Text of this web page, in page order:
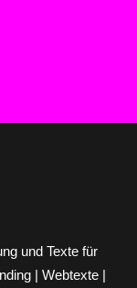
und Texte für
| Webtexte |